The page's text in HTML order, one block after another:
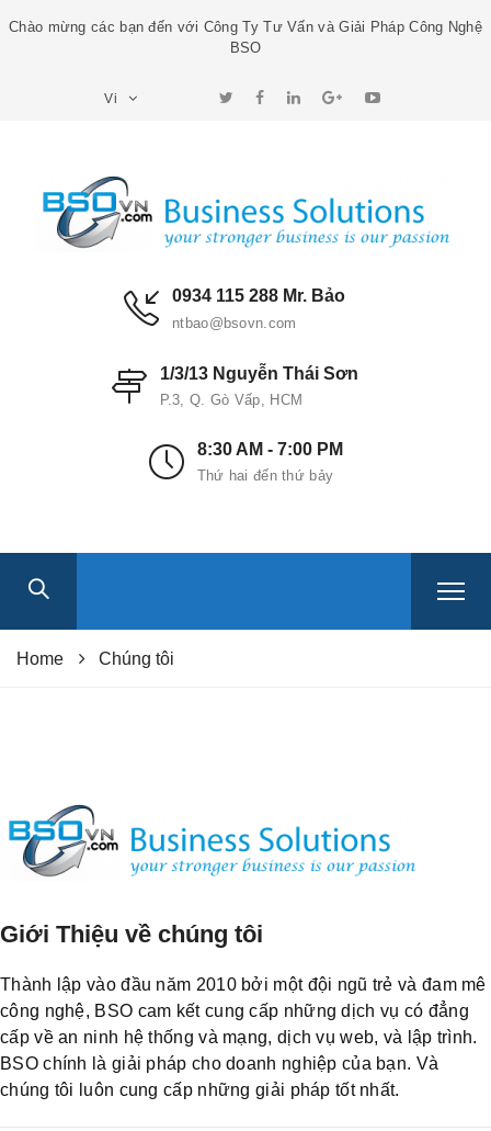
Chào mừng các bạn đến với Công Ty Tư Vấn và Giải Pháp Công Nghệ
BSO
Vi
0934 115 288 Mr. Bảo
ntbao@bsovn.com
1/3/13 Nguyễn Thái Sơn
P.3, Q. Gò Vấp, HCM
8:30 AM - 7:00 PM
Thứ hai đến thứ bảy
Home Chúng tôi
Giới Thiệu về chúng tôi
Thành lập vào đầu năm 2010 bởi một đội ngũ trẻ và đam mê
công nghệ, BSO cam kết cung cấp những dịch vụ có đẳng
cấp về an ninh hệ thống và mạng, dịch vụ web, và lập trình.
BSO chính là giải pháp cho doanh nghiệp của bạn. Và
chúng tôi luôn cung cấp những giải pháp tốt nhất.